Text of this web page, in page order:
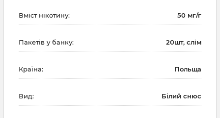
Вміст нікотину: 50 мг/г
Пакетів у банку: 20шт, слім
Країна: Польща
Вид: Білий снюс